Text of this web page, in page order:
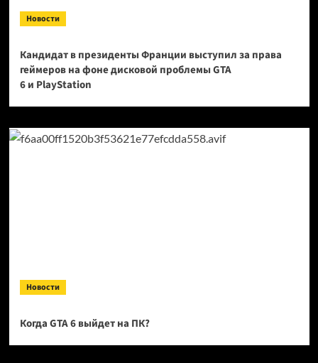
Новости
Кандидат в президенты Франции выступил за права
геймеров на фоне дисковой проблемы GTA
6 и PlayStation
Новости
Когда GTA 6 выйдет на ПК?